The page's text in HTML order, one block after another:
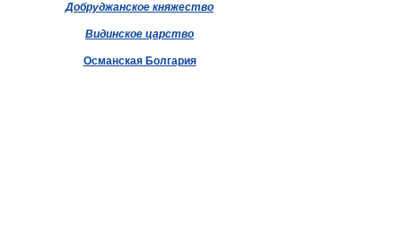
Добруджанское княжество
Видинское царство
Османская Болгария